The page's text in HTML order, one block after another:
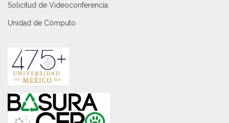
Solicitud de Videoconferencia.
Unidad de Cómputo